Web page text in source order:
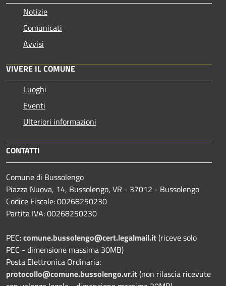
Notizie
Comunicati
Avvisi
VIVERE IL COMUNE
Luoghi
Eventi
Ulteriori informazioni
CONTATTI
Comune di Bussolengo
Piazza Nuova, 14, Bussolengo, VR - 37012 - Bussolengo
Codice Fiscale: 00268250230
Partita IVA: 00268250230
PEC:comune.bussolengo@cert.legalmail.it(riceve solo
PEC - dimensione massima 30MB)
Posta Elettronica Ordinaria:
protocollo@comune.bussolengo.vr.it(non rilascia ricevute